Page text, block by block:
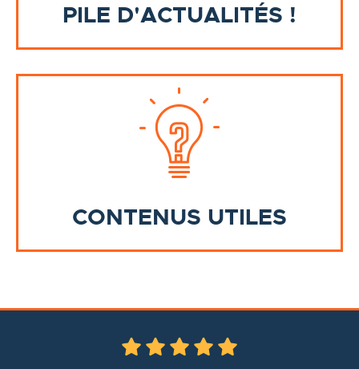
PILE D'ACTUALITÉS !
CONTENUS UTILES